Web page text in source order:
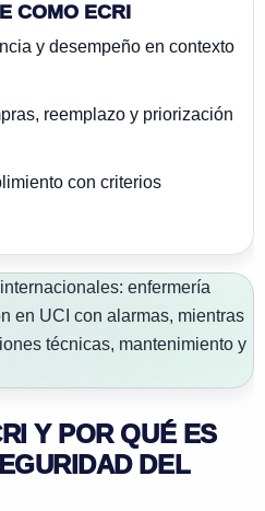
COMO ECRI
y desempeño en contexto
reemplazo y priorización
con criterios
Y POR QUÉ ES
DEL